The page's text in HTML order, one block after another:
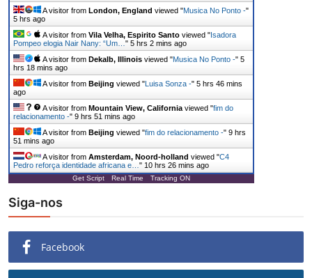
A visitor from London, England viewed "Musica No Ponto -"
5 hrs ago
A visitor from Vila Velha, Espirito Santo viewed " Isadora
Pompeo elogia Nair Nany: “Um… " 5 hrs 2 mins ago
A visitor from Dekalb, Illinois viewed "Musica No Ponto -" 5
hrs 18 mins ago
A visitor from Beijing viewed " Luisa Sonza -" 5 hrs 46 mins
ago
A visitor from Mountain View, California viewed "fim do
relacionamento -" 9 hrs 51 mins ago
A visitor from Beijing viewed "fim do relacionamento -" 9 hrs
51 mins ago
A visitor from Amsterdam, Noord-holland viewed "C4
Pedro reforça identidade africana e… " 10 hrs 26 mins ago
Get Script Real Time Tracking ON
Siga-nos
Facebook